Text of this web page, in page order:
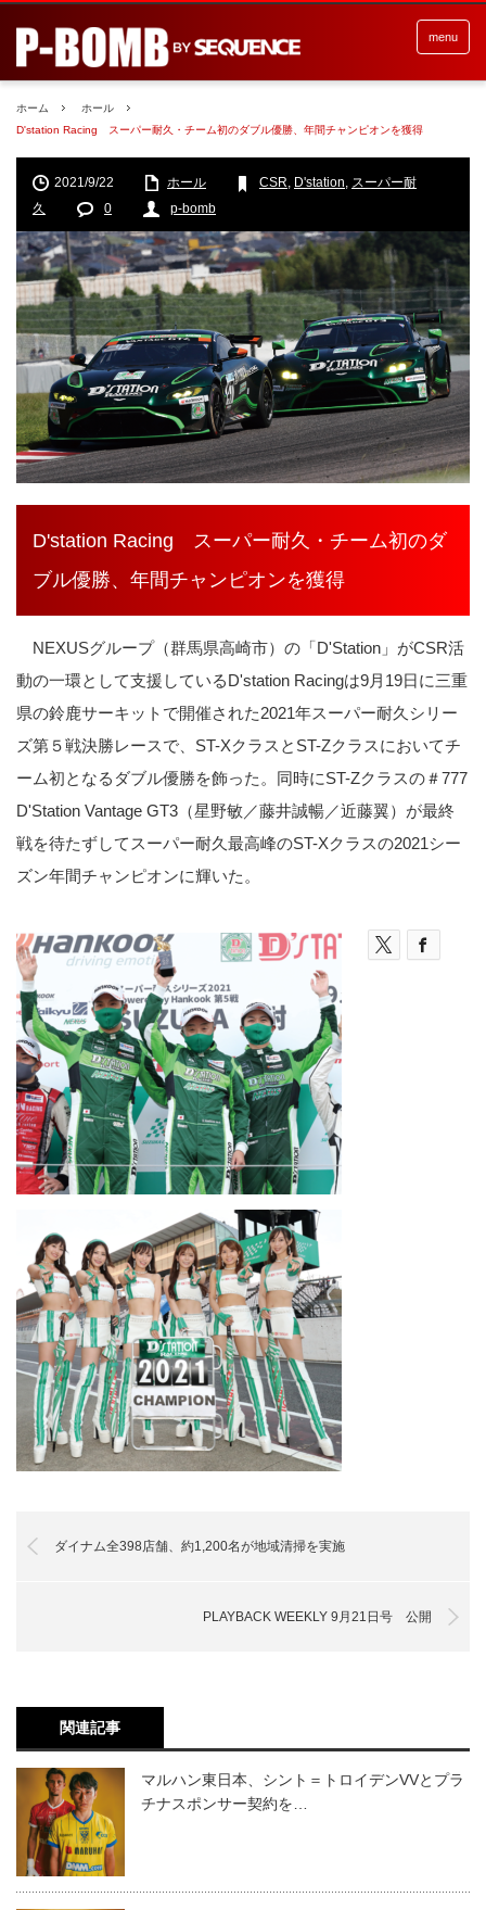
menu
ホーム
ホール
D'station Racing スーパー耐久・チーム初のダブル優勝、年間チャンピオンを獲得
2021/9/22 ホール CSR, D'station, スーパー耐
久
0 p-bomb
D'station Racing スーパー耐久・チーム初のダ
ブル優勝、年間チャンピオンを獲得
NEXUSグループ（群馬県高崎市）の「D'Station」がCSR活
動の一環として支援しているD'station Racingは9月19日に三重
県の鈴鹿サーキットで開催された2021年スーパー耐久シリー
ズ第５戦決勝レースで、ST-XクラスとST-Zクラスにおいてチ
ーム初となるダブル優勝を飾った。同時にST-Zクラスの＃777
D'Station Vantage GT3（星野敏／藤井誠暢／近藤翼）が最終
戦を待たずしてスーパー耐久最高峰のST-Xクラスの2021シー
ズン年間チャンピオンに輝いた。
ダイナム全398店舗、約1,200名が地域清掃を実施
PLAYBACK WEEKLY 9月21日号 公開
関連記事
マルハン東日本、シント＝トロイデンVVとプラ
チナスポンサー契約を…